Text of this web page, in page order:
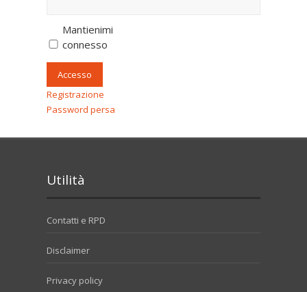
Mantienimi
connesso
Accesso
Registrazione
Password persa
Utilità
Contatti e RPD
Disclaimer
Privacy policy